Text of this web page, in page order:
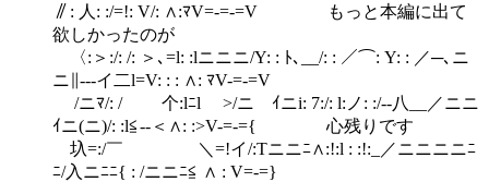
∥: 人: :/=!: V/: ∧:ﾏV=-=-=V もっと本編に出て
欲しかったのが
〈:＞:/: /: ＞､=l: :lニニニ/Y: : ﾄ､__/: : ／⌒: Y: : ／─､ニ
ニ∥---イ二l=V: : : ∧: ﾏV-=-=V
/ニﾏ/: / 个:lﾆl >/ニゝｲニi: 7:/: l:ノ: :/--八__／ニニ
ｲニ(ニ)/: :l≦--＜∧: :>V-=-={ 心残りです
圦=:/￣ ＼=!イ/:Tニニﾆ∧:!:l : :!:_／ニニニニﾆ
ﾆ/入ニﾆﾆ{ : /ニニﾆ≦ ∧ : V=-=}